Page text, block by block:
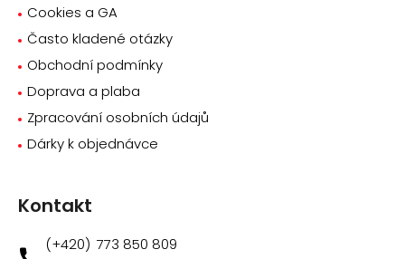
Cookies a GA
Často kladené otázky
Obchodní podmínky
Doprava a plaba
Zpracování osobních údajů
Dárky k objednávce
Kontakt
773 850 809